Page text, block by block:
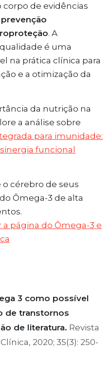
de evidências
prevenção
. A
é uma
na prática clínica para
e a otimização da
da nutrição na
a análise sobre
para imunidade:
funcional
o cérebro de seus
Ômega-3 de alta
a página do Ômega-3 e
3 como possível
de transtornos
de literatura. Revista
2020; 35(3): 250-